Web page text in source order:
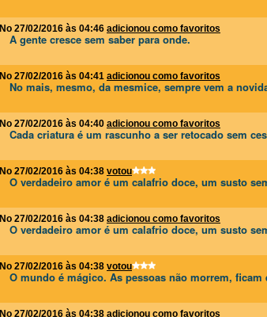
No 27/02/2016 às 04:46 adicionou como favoritos
A gente cresce sem saber para onde.
No 27/02/2016 às 04:41 adicionou como favoritos
No mais, mesmo, da mesmice, sempre vem a
No 27/02/2016 às 04:40 adicionou como favoritos
Cada criatura é um rascunho a ser retocado sem
No 27/02/2016 às 04:38 votou
O verdadeiro amor é um calafrio doce, um susto
No 27/02/2016 às 04:38 adicionou como favoritos
O verdadeiro amor é um calafrio doce, um susto
No 27/02/2016 às 04:38 votou
O mundo é mágico. As pessoas não morrem, ficam
No 27/02/2016 às 04:38 adicionou como favoritos